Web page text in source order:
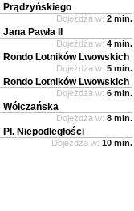
Prądzyńskiego
Dojeżdża w: 2 min.
Jana Pawła II
Dojeżdża w: 4 min.
Rondo Lotników Lwowskich
Dojeżdża w: 5 min.
Rondo Lotników Lwowskich
Dojeżdża w: 6 min.
Wólczańska
Dojeżdża w: 8 min.
Pl. Niepodległości
Dojeżdża w: 10 min.